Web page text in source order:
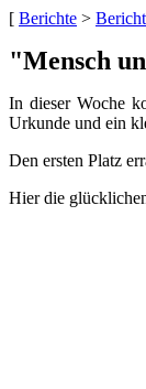
[ Berichte >
"Mensch
In dieser Woche
Urkunde und ein
Den ersten Platz
Hier die